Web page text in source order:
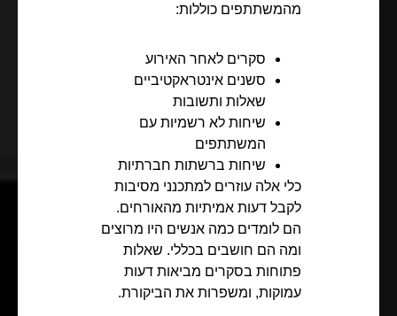
מהמשתתפים כוללות:
סקרים לאחר האירוע
סשנים אינטראקטיביים
שאלות ותשובות
שיחות לא רשמיות עם
המשתתפים
שיחות ברשתות חברתיות
כלי אלה עוזרים למתכנני מסיבות
לקבל דעות אמיתיות מהאורחים.
הם לומדים כמה אנשים היו מרוצים
ומה הם חושבים בכללי. שאלות
פתוחות בסקרים מביאות דעות
עמוקות, ומשפרות את הביקורת.